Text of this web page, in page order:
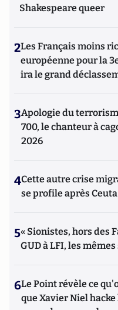
Shakespeare queer
2Les Français moins
européenne pour la
ira le grand
3Apologie du
700, le chanteur à
2026
4Cette autre crise
se profile après Ceuta
5« Sionistes, hors des
GUD à LFI, les
6Le Point révèle ce
que Xavier Niel